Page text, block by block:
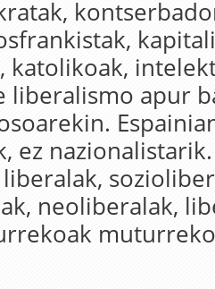
katolikoak,
liberalismo apur
ez
neoliberalak,